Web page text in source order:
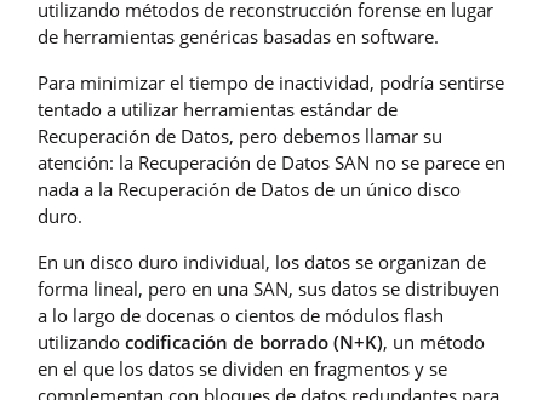
utilizando métodos de reconstrucción forense en lugar
de herramientas genéricas basadas en software.
Para minimizar el tiempo de inactividad, podría sentirse
tentado a utilizar herramientas estándar de
Recuperación de Datos, pero debemos llamar su
atención: la Recuperación de Datos SAN no se parece en
nada a la Recuperación de Datos de un único disco
duro.
En un disco duro individual, los datos se organizan de
forma lineal, pero en una SAN, sus datos se distribuyen
a lo largo de docenas o cientos de módulos flash
utilizando codificación de borrado (N+K), un método
en el que los datos se dividen en fragmentos y se
complementan con bloques de datos redundantes para